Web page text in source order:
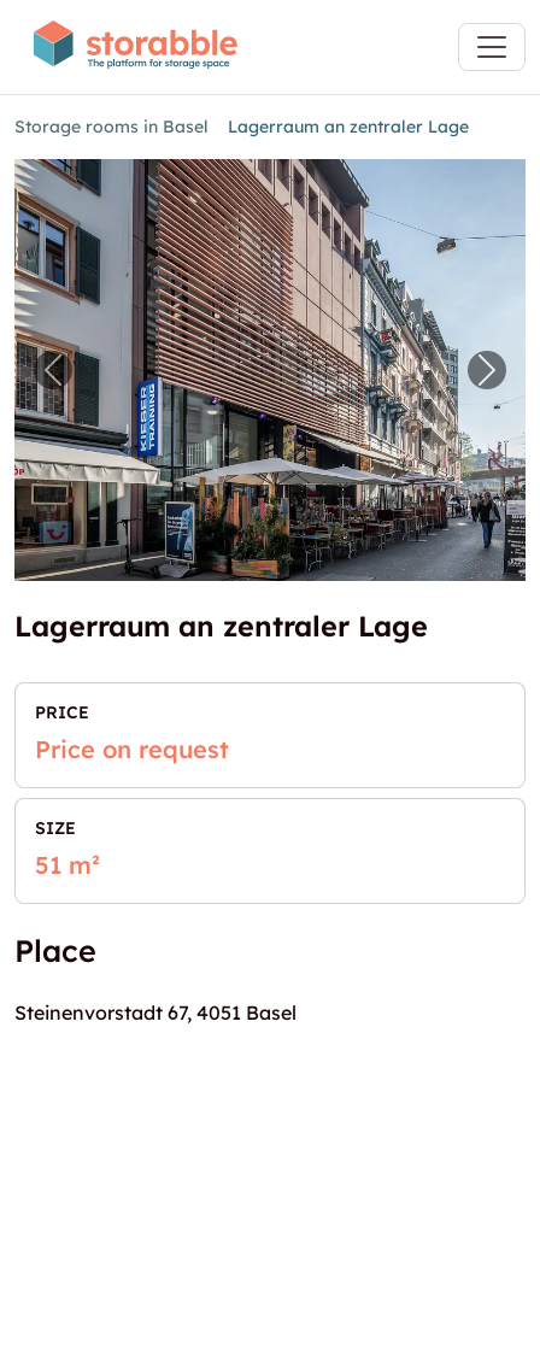
Storage rooms in Basel Lagerraum an zentraler Lage
Previous image for "Lagerraum an zentraler
Lagerraum an zentraler Lage
PRICE
Price on request
SIZE
51 m²
Place
Steinenvorstadt 67, 4051 Basel